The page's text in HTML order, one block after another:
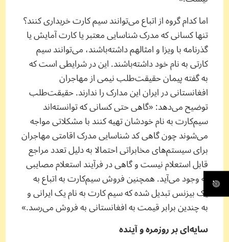
اما کدام گروه از اتباع می‌توانند سیم کارت خریداری کنند؟
تنها کسانی که مدرک شناسایی معتبر یا کارت آمایش یا
گذرنامه با ویزا و امثالهم داشته‌باشند، می‌توانند سیم
کارتی به نام خود داشته‌باشند. این در شرایطی است که
به گفته پیمان حقیقت‌طلب نیمی از مهاجران
افغانستانی در ایران این مدارک را ندارند. حقیقت‌طلب
توضیح می‌دهد: «گاهی حتی کسانی که توانسته‌اند
سیم‌کارت به نام خودشان تهیه کنند با مشکلاتی مواجه
می‌شوند چون گاهی کد شناسایی مدرک اقامتی مهاجران
برای سیستم‌های مخابراتی احتمالا به دلیل تعدد مراجع
قابل استعلام نیست و گاهی در فرآیند استعلام مصایبی
به وجود می‌آید. همچنین فروش سیم‌کارت به اتباع به
یک بیزنس تبدیل شده که سیم کارت به نام یک ایرانی و
به چندین برابر قیمت به افغانستانی به فروش می‌رسد.»
سایه‌ای بر روزمره و آینده